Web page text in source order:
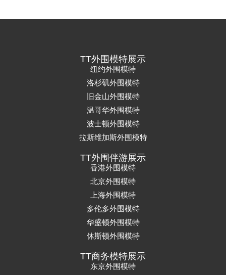
TT外围模特展示
纽约外围模特
洛杉矶外围模特
旧金山外围模特
温哥华外围模特
波士顿外围模特
拉斯维加斯外围模特
TT外围伴游展示
香港外围模特
北京外围模特
上海外围模特
多伦多外围模特
华盛顿外围模特
休斯顿外围模特
TT商务模特展示
东京外围模特